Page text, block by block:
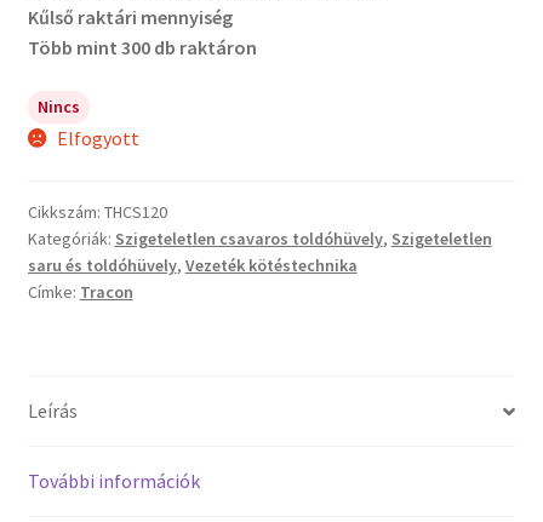
Kűlső raktári mennyiség
Több mint 300 db raktáron
Nincs
Elfogyott
Cikkszám: THCS120
Kategóriák: Szigeteletlen csavaros toldóhüvely, Szigeteletlen
saru és toldóhüvely, Vezeték kötéstechnika
Címke: Tracon
Leírás
További információk